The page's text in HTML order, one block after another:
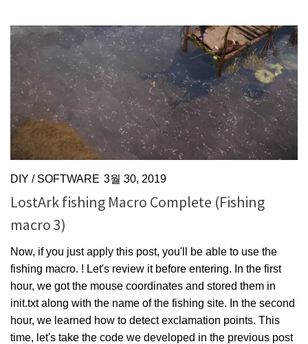
DIY / SOFTWARE 3월 30, 2019
LostArk fishing Macro Complete (Fishing
macro 3)
Now, if you just apply this post, you'll be able to use the
fishing macro. ! Let's review it before entering. In the first
hour, we got the mouse coordinates and stored them in
init.txt along with the name of the fishing site. In the second
hour, we learned how to detect exclamation points. This
time, let's take the code we developed in the previous post